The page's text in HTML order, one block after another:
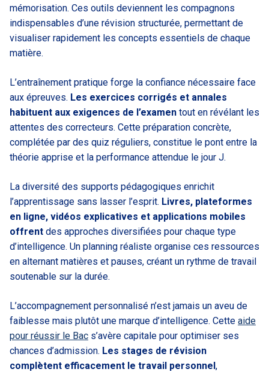
mémorisation. Ces outils deviennent les compagnons
indispensables d’une révision structurée, permettant de
visualiser rapidement les concepts essentiels de chaque
matière.
L’entraînement pratique forge la confiance nécessaire face
aux épreuves. Les exercices corrigés et annales
habituent aux exigences de l’examen tout en révélant les
attentes des correcteurs. Cette préparation concrète,
complétée par des quiz réguliers, constitue le pont entre la
théorie apprise et la performance attendue le jour J.
La diversité des supports pédagogiques enrichit
l’apprentissage sans lasser l’esprit. Livres, plateformes
en ligne, vidéos explicatives et applications mobiles
offrent des approches diversifiées pour chaque type
d’intelligence. Un planning réaliste organise ces ressources
en alternant matières et pauses, créant un rythme de travail
soutenable sur la durée.
L’accompagnement personnalisé n’est jamais un aveu de
faiblesse mais plutôt une marque d’intelligence. Cette aide
pour réussir le Bac s’avère capitale pour optimiser ses
chances d’admission. Les stages de révision
complètent efficacement le travail personnel,